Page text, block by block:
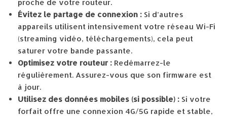
proche de votre routeur.
Évitez le partage de connexion : Si d’autres
appareils utilisent intensivement votre réseau Wi-Fi
(streaming vidéo, téléchargements), cela peut
saturer votre bande passante.
Optimisez votre routeur : Redémarrez-le
régulièrement. Assurez-vous que son firmware est
à jour.
Utilisez des données mobiles (si possible) : Si votre
forfait offre une connexion 4G/5G rapide et stable,